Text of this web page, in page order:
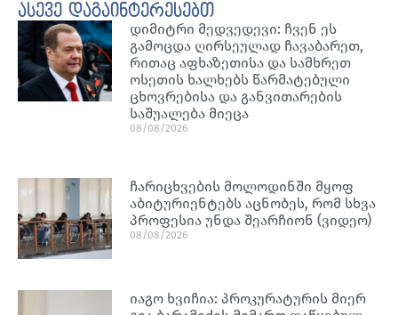
ასევე დაგაინტერესებთ
დიმიტრი მედვედევი: ჩვენ ეს
გამოცდა ღირსეულად ჩავაბარეთ,
რითაც აფხაზეთისა და სამხრეთ
ოსეთის ხალხებს წარმატებული
ცხოვრებისა და განვითარების
საშუალება მიეცა
08/08/2026
ჩარიცხვების მოლოდინში მყოფ
აბიტურიენტებს აცნობეს, რომ სხვა
პროფესია უნდა შეარჩიონ (ვიდეო)
08/08/2026
იაგო ხვიჩია: პროკურატურის მიერ